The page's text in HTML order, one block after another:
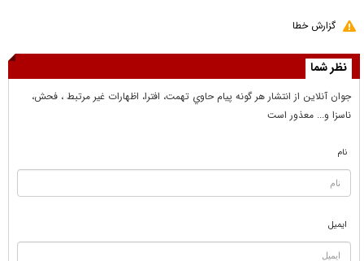
گزارش خطا
نظر شما
جوان آنلاين از انتشار هر گونه پيام حاوي تهمت، افترا، اظهارات غير مرتبط ، فحش،
ناسزا و... معذور است
نام
ایمیل